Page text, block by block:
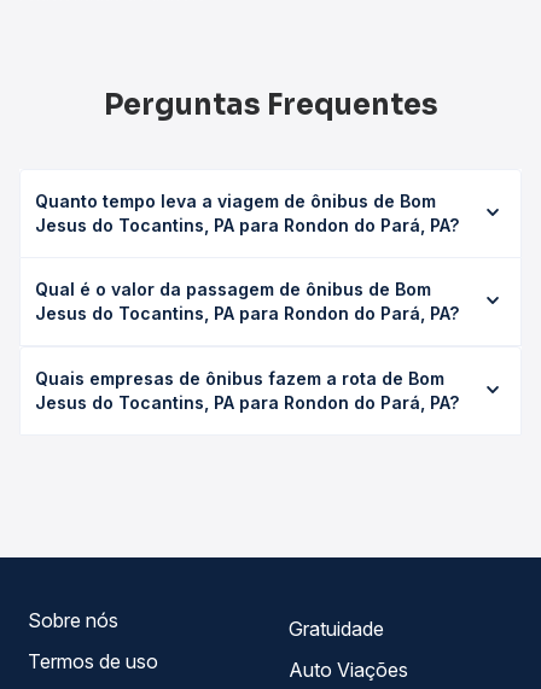
Perguntas Frequentes
Quanto tempo leva a viagem de ônibus de Bom
Jesus do Tocantins, PA para Rondon do Pará, PA?
Rondon do Pará, PA leva em média 1h 10min, podendo
variar conforme a viação, o tipo de serviço (convencional,
duração exata de cada opção na data desejada.
Qual é o valor da passagem de ônibus de Bom
Jesus do Tocantins, PA para Rondon do Pará, PA?
Tocantins, PA para Rondon do Pará, PA custa em média R$
36,75 e varia conforme a data da viagem, a empresa, o
Quais empresas de ônibus fazem a rota de Bom
Jesus do Tocantins, PA para Rondon do Pará, PA?
Sobre nós
Termos de uso
Gratuidade
Auto Viações